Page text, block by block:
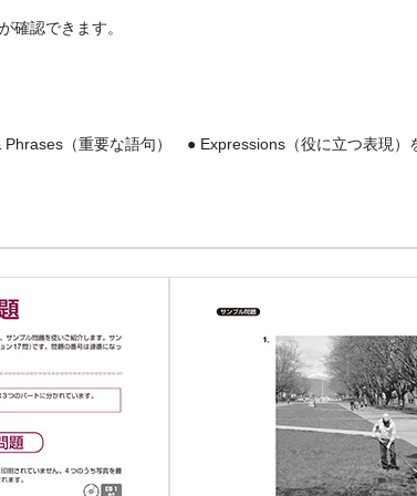
確認できます。
（重要な語句） ● Expressions（役に立つ表現）